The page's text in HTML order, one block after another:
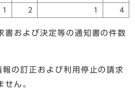
1 2 1 4
書および決定等の通知書の件数
報の訂正および利用停止の請求
せん。